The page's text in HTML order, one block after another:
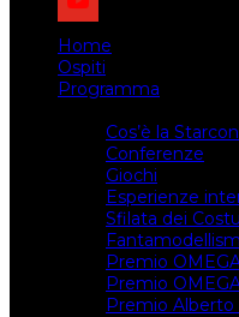
Home
Ospiti
Programma
Cos’è la
Conferenze
Giochi
Esperienze
Sfilata dei
Premio
Premio
Premio Alberto